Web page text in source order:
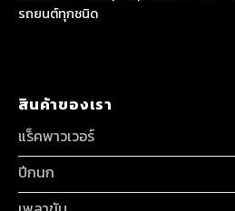
รถยนต์ทุกชนิด
สินค้าของเรา
แร็คพาวเวอร์
ปีกนก